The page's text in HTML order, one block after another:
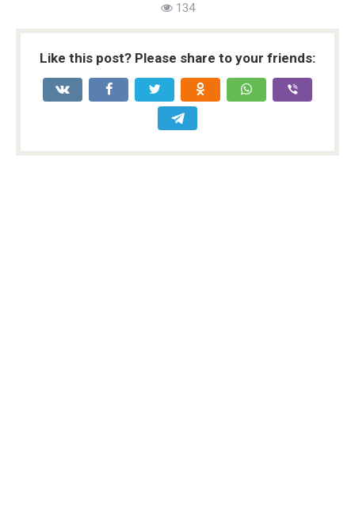
134
Like this post? Please share to your friends: